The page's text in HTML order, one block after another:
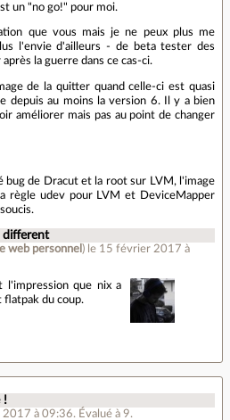
un "no go!" pour moi.
que vous mais je ne peux plus me
l'envie d'ailleurs - de beta tester des
la guerre dans ce cas-ci.
de la quitter quand celle-ci est quasi
depuis au moins la version 6. Il y a bien
améliorer mais pas au point de changer
bug de Dracut et la root sur LVM, l'image
règle udev pour LVM et DeviceMapper
different
web personnel ) le 15 février 2017 à
l'impression que nix a
flatpak du coup.
!
2017 à 09:36. Évalué à 9.